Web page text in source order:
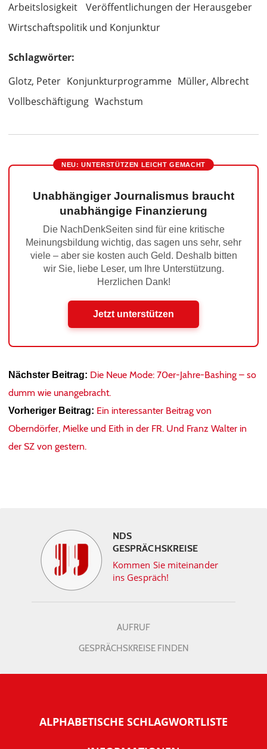
Arbeitslosigkeit
Veröffentlichungen der Herausgeber
Wirtschaftspolitik und Konjunktur
Schlagwörter:
Glotz, Peter Konjunkturprogramme Müller, Albrecht
Vollbeschäftigung Wachstum
NEU: UNTERSTÜTZEN LEICHT GEMACHT
Unabhängiger Journalismus braucht
unabhängige Finanzierung
Die NachDenkSeiten sind für eine kritische
Meinungsbildung wichtig, das sagen uns sehr, sehr
viele – aber sie kosten auch Geld. Deshalb bitten
wir Sie, liebe Leser, um Ihre Unterstützung.
Herzlichen Dank!
Jetzt unterstützen
Nächster Beitrag: Die Neue Mode: 70er-Jahre-Bashing – so
dumm wie unangebracht.
Vorheriger Beitrag: Ein interessanter Beitrag von
Oberndörfer, Mielke und Eith in der FR. Und Franz Walter in
der SZ von gestern.
NDS
GESPRÄCHSKREISE
Kommen Sie miteinander
ins Gespräch!
AUFRUF
GESPRÄCHSKREISE FINDEN
ALPHABETISCHE SCHLAGWORTLISTE